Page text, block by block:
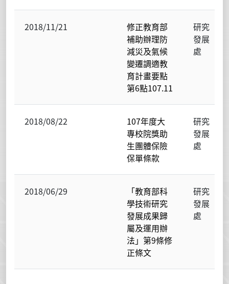
2018/11/21
修正教育部
補助辦理防
減災及氣候
變遷調適教
育計畫要點
第6點107.11
研究
發展
處
2018/08/22
107年度大
專校院獎助
生團體保險
保單條款
研究
發展
處
2018/06/29
「教育部科
學技術研究
發展成果歸
屬及運用辦
法」第9條修
正條文
研究
發展
處